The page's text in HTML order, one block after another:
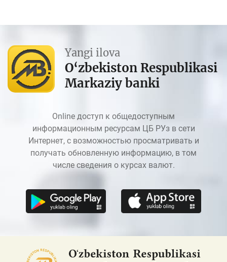
Yangi ilova
O‘zbekiston Respublikasi
Markaziy banki
Online доступ к общедоступным
информационным ресурсам ЦБ РУз в сети
Интернет, с возможностью просматривать и
получать обновленную информацию, в том
числе сведения о курсах валют.